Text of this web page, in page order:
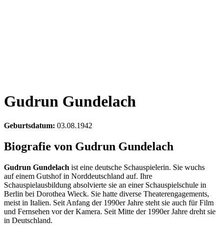
Gudrun Gundelach
Geburtsdatum: 03.08.1942
Biografie von Gudrun Gundelach
Gudrun Gundelach ist eine deutsche Schauspielerin. Sie wuchs
auf einem Gutshof in Norddeutschland auf. Ihre
Schauspielausbildung absolvierte sie an einer Schauspielschule in
Berlin bei Dorothea Wieck. Sie hatte diverse Theaterengagements,
meist in Italien. Seit Anfang der 1990er Jahre steht sie auch für Film
und Fernsehen vor der Kamera. Seit Mitte der 1990er Jahre dreht sie
in Deutschland.